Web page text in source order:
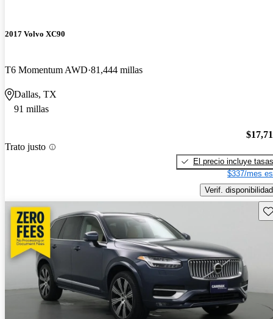
2017 Volvo XC90
T6 Momentum AWD 81,444 millas
Dallas, TX
91 millas
Trato justo
El precio incluye tasas
$337/mes
Verif. disponibilidad